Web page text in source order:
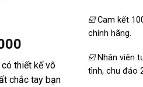
hiện
tại
thiết kế vô
chắc tay bạn
☑️Cam kết
chính hãng.
☑️ Nhân viên
tình, chu đáo